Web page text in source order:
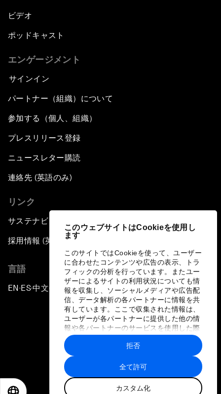
このウェブサイトはCookieを使用し
ます
このサイトではCookieを使って、ユーザー
に合わせたコンテンツや広告の表示、トラ
フィックの分析を行っています。またユー
ザーによるサイトの利用状況についても情
報を収集し、ソーシャルメディアや広告配
信、データ解析の各パートナーに情報を共
有しています。ここで収集された情報は、
ユーザーが各パートナーに提供した他の情
報や各パートナーのサービスを使用した際
に収集された情報と組み合わされ、各パー
トナーによって使用されることがありま
す。
全て許可
カスタム化
拒否
ビデオ
ポッドキャスト
エンゲージメント
サインイン
パートナー（組織）について
参加する（個人、組織）
プレスリリース登録
ニュースレター購読
連絡先 (英語のみ)
リンク
サステナビリティへの取り組み
採用情報 (英語のみ)
言語
EN ▪ES▪中文▪ 日本語
プライバシーポリシーと利用規約
サイトマップ
©
世界経済フォーラム